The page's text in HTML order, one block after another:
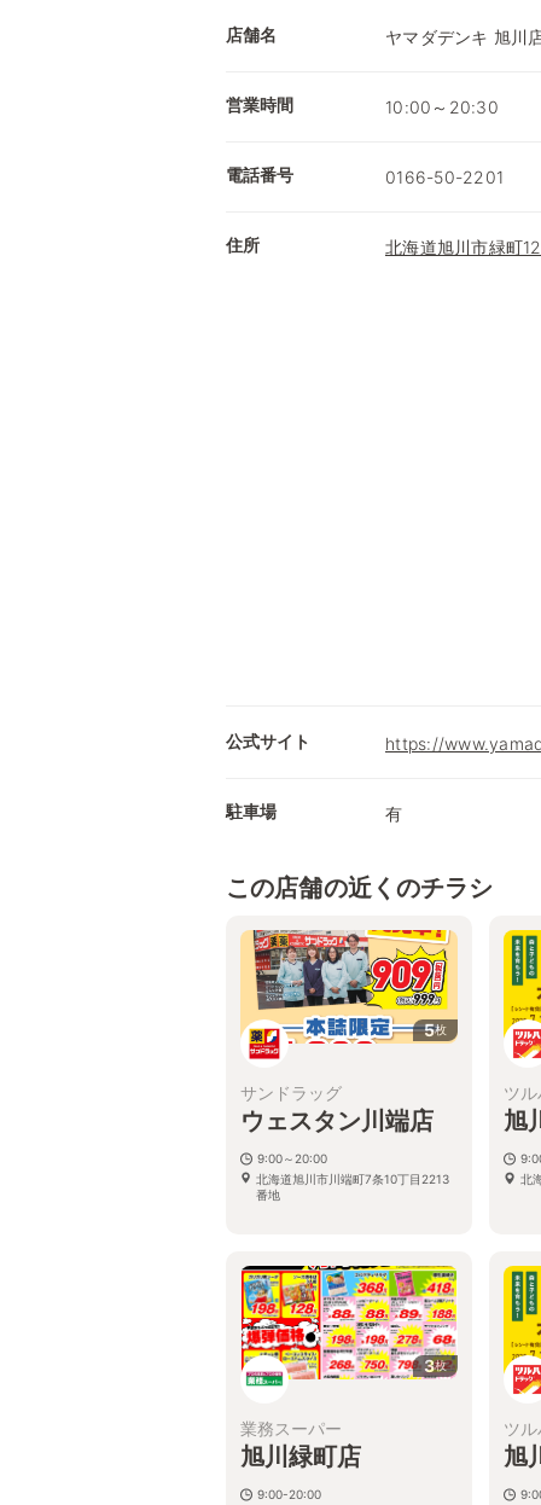
店舗名 ヤマダデンキ 旭川
営業時間 10:00～20:30
電話番号 0166-50-2201
住所 北海道旭川市緑町
公式サイト https://
駐車場 有
この店舗の近くのチラシ
5枚
サンドラッグ
ウェスタン川端店
9:00～20:00
北海道旭川市川端町7条10丁目2213
番地
ツ
旭
北
3枚
業務スーパー
旭川緑町店
9:00-20:00
ツ
旭